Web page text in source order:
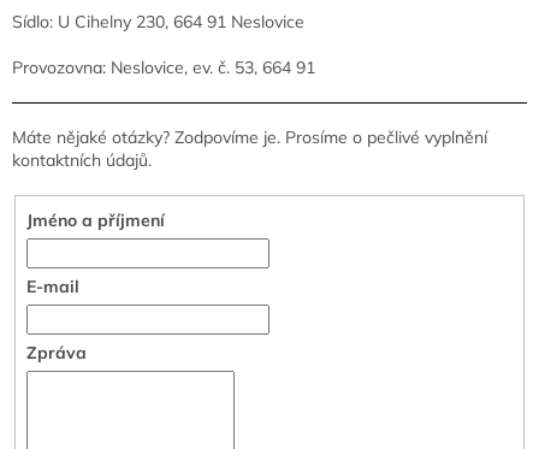
Sídlo: U Cihelny 230, 664 91 Neslovice
Provozovna: Neslovice, ev. č. 53, 664 91
Máte nějaké otázky? Zodpovíme je. Prosíme o pečlivé vyplnění
kontaktních údajů.
Jméno a příjmení
E-mail
Zpráva